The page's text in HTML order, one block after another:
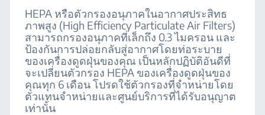
HEPA หรือตัวกรองอนุภาคในอากาศประสิทธ
ภาพสูง (High Efficiency Particulate Air Filters)
สามารถกรองอนุภาคที่เล็กถึง 0.3 ไมครอน และ
ป้องกันการปล่อยกลับสู่อากาศโดยท่อระบาย
ของเครื่องดูดฝุ่นของคุณ เป็นหลักปฏิบัติอันดีที่
จะเปลี่ยนตัวกรอง HEPA ของเครื่องดูดฝุ่นของ
คุณทุก 6 เดือน โปรดใช้ตัวกรองที่จำหน่ายโดย
ตัวแทนจำหน่ายและศูนย์บริการที่ได้รับอนุญาต
เท่านั้น